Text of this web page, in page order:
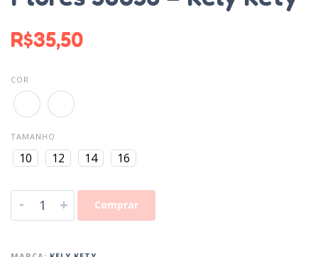
R$35,50
COR
TAMANHO
10 12 14 16
- + Comprar